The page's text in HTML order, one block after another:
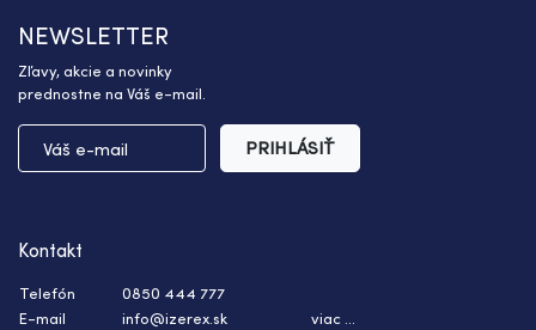
NEWSLETTER
Zľavy, akcie a novinky
prednostne na Váš e-mail.
PRIHLÁSIŤ
Kontakt
Telefón
0850 444 777
E-mail
info@izerex.sk viac ...